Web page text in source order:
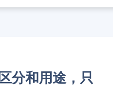
分和用途，只